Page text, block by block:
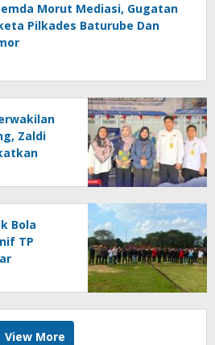
Morut Mediasi, Gugatan
Pilkades Baturube Dan
Zaldi
Bola
TP
View More